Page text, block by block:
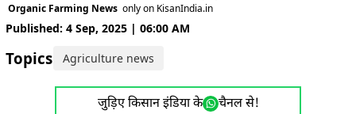
Organic Farming News only on KisanIndia.in
Published: 4 Sep, 2025 | 06:00 AM
Topics: Agriculture news
जुड़िए किसान इंडिया के चैनल से!